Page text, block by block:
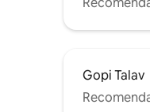
Gopi Talav